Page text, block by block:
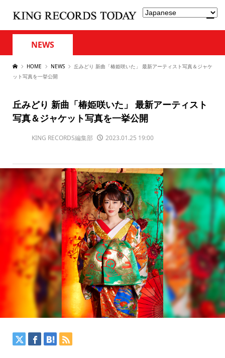
NEWS
HOME NEWS
丘みどり 新曲「椿姫咲いた」 最新アーティスト写真＆ジャケ
ット写真を一挙公開
丘みどり 新曲「椿姫咲いた」 最新アーティスト
写真＆ジャケット写真を一挙公開
KING RECORDS編集部 2023.01.25 19:00